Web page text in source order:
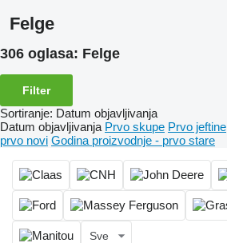
Felge
306 oglasa: Felge
Filter
Sortiranje: Datum objavljivanja
Datum objavljivanja Prvo skupe Prvo jeftine
prvo novi Godina proizvodnje - prvo stare
Sve